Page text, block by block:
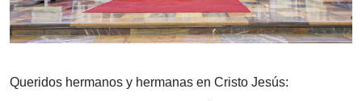
Queridos hermanos y hermanas en Cristo Jesús: